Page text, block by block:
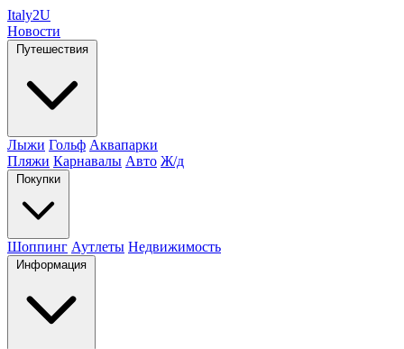
Italy2U
Новости
Путешествия
Лыжи Гольф Аквапарки
Пляжи Карнавалы Авто Ж/д
Покупки
Шоппинг Аутлеты Недвижимость
Информация